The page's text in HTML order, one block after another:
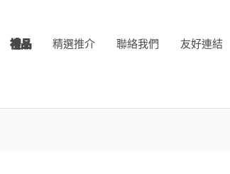
禮品 精選推介 聯絡我們 友好連結